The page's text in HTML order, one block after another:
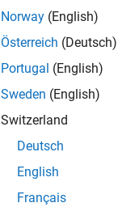
Norway (English)
Österreich (Deutsch)
Portugal (English)
Sweden (English)
Switzerland
Deutsch
English
Français